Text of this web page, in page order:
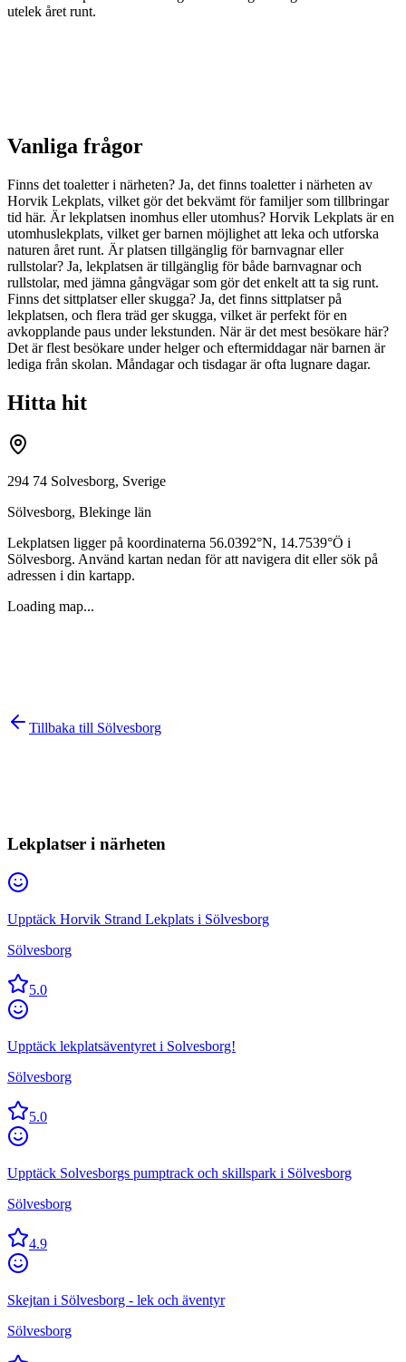
utelek året runt.
Vanliga frågor
Finns det toaletter i närheten? Ja, det finns toaletter i närheten av
Horvik Lekplats, vilket gör det bekvämt för familjer som tillbringar
tid här. Är lekplatsen inomhus eller utomhus? Horvik Lekplats är en
utomhuslekplats, vilket ger barnen möjlighet att leka och utforska
naturen året runt. Är platsen tillgänglig för barnvagnar eller
rullstolar? Ja, lekplatsen är tillgänglig för både barnvagnar och
rullstolar, med jämna gångvägar som gör det enkelt att ta sig runt.
Finns det sittplatser eller skugga? Ja, det finns sittplatser på
lekplatsen, och flera träd ger skugga, vilket är perfekt för en
avkopplande paus under lekstunden. När är det mest besökare här?
Det är flest besökare under helger och eftermiddagar när barnen är
lediga från skolan. Måndagar och tisdagar är ofta lugnare dagar.
Hitta hit
294 74 Solvesborg, Sverige
Sölvesborg, Blekinge län
Lekplatsen ligger på koordinaterna 56.0392°N, 14.7539°Ö i
Sölvesborg. Använd kartan nedan för att navigera dit eller sök på
adressen i din kartapp.
Loading map...
Tillbaka till Sölvesborg
Lekplatser i närheten
Upptäck Horvik Strand Lekplats i Sölvesborg
Sölvesborg
5.0
Upptäck lekplatsäventyret i Solvesborg!
Sölvesborg
5.0
Upptäck Solvesborgs pumptrack och skillspark i Sölvesborg
Sölvesborg
4.9
Skejtan i Sölvesborg - lek och äventyr
Sölvesborg